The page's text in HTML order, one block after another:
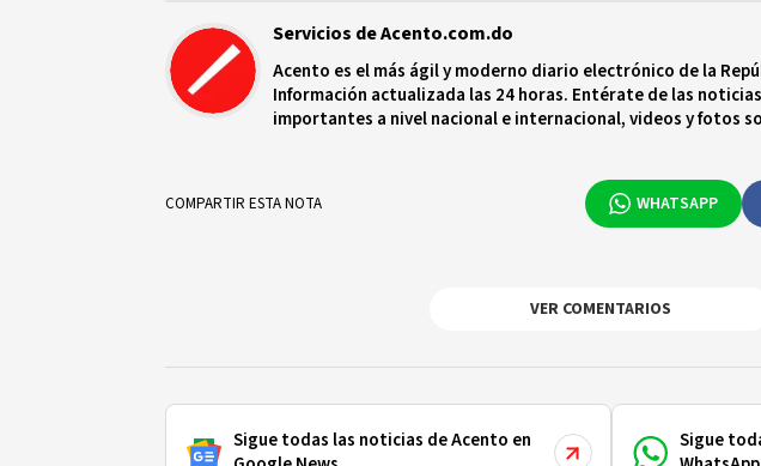
Servicios de Acento.com.do
Acento es el más ágil y moderno diario electrónico de la
Información actualizada las 24 horas. Entérate de las
importantes a nivel nacional e internacional, videos y fotos
COMPARTIR ESTA NOTA WHATSAPP
VER COMENTARIOS
Sigue todas las noticias de Acento en
Sigue